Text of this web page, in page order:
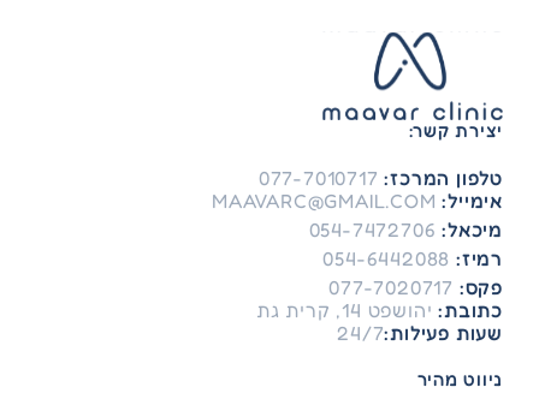
יצירת קשר:
טלפון המרכז: 077-7010717
אימייל: MAAVARC@GMAIL.COM
מיכאל: 054-7472706
רמיז: 054-6442088
פקס: 077-7020717
כתובת:יהושפט 14, קרית גת
שעות פעילות:24/7
ניווט מהיר